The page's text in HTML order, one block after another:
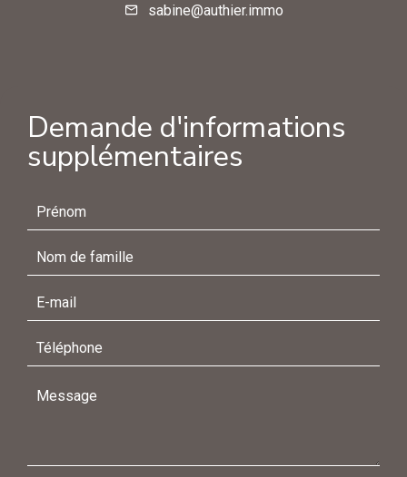
sabine@authier.immo
Demande d'informations
supplémentaires